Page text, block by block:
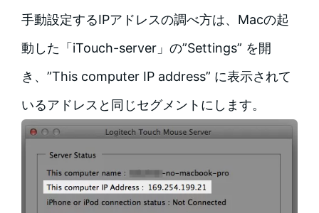
手動設定するIPアドレスの調べ方は、Macの起
動した「iTouch-server」の”Settings” を開
き、”This computer IP address” に表示されて
いるアドレスと同じセグメントにします。